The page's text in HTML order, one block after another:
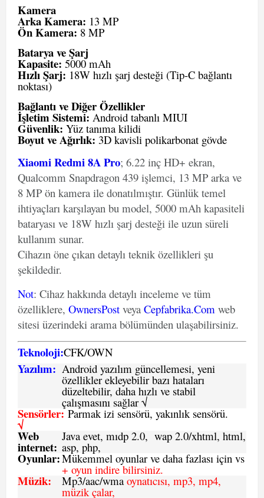
Kamera
Arka Kamera: 13 MP
Ön Kamera: 8 MP
Batarya ve Şarj
Kapasite: 5000 mAh
Hızlı Şarj: 18W hızlı şarj desteği (Tip-C bağlantı
noktası)
Bağlantı ve Diğer Özellikler
İşletim Sistemi: Android tabanlı MIUI
Güvenlik: Yüz tanıma kilidi
Boyut ve Ağırlık: 3D kavisli polikarbonat gövde
Xiaomi Redmi 8A Pro; 6.22 inç HD+ ekran,
Qualcomm Snapdragon 439 işlemci, 13 MP arka ve
8 MP ön kamera ile donatılmıştır. Günlük temel
ihtiyaçları karşılayan bu model, 5000 mAh kapasiteli
bataryası ve 18W hızlı şarj desteği ile uzun süreli
kullanım sunar.
Cihazın öne çıkan detaylı teknik özellikleri şu
şekildedir.
Not: Cihaz hakkında detaylı inceleme ve tüm
özelliklere, OwnersPost veya Cepfabrika.Com web
sitesi üzerindeki arama bölümünden ulaşabilirsiniz.
Teknoloji:CFK/OWN
Yazılım: Android yazılım güncellemesi, yeni
özellikler ekleyebilir bazı hataları
düzeltebilir, daha hızlı ve stabil
çalışmasını sağlar √
Sensörler:
√
Parmak izi sensörü, yakınlık sensörü.
Web
internet:
Java evet, mıdp 2.0, wap 2.0/xhtml, html,
asp, php,
Oyunlar:Mükemmel oyunlar ve daha fazlası için vs
+ oyun indire bilirsiniz.
Müzik: Mp3/aac/wmaoynatıcısı, mp3, mp4,
müzik çalar,